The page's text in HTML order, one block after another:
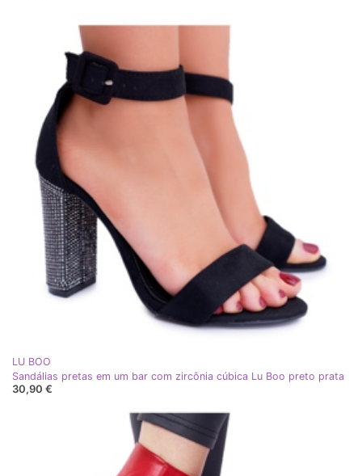
LU BOO
Sandálias pretas em um bar com zircônia cúbica Lu Boo preto prata
30,90 €